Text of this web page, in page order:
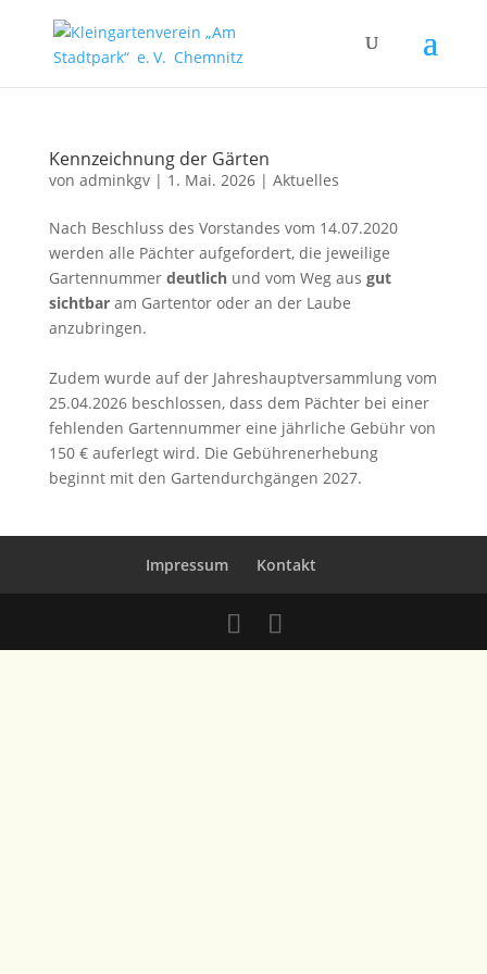
Kennzeichnung der Gärten
von adminkgv| 1. Mai. 2026| Aktuelles
Nach Beschluss des Vorstandes vom 14.07.2020
werden alle Pächter aufgefordert, die jeweilige
Garten­nummer deutlichund vom Weg aus gut
sichtbaram Garten­tor oder an der Laube
anzubringen.
Zudem wurde auf der Jahreshauptversammlung vom
25.04.2026 beschlossen, dass dem Pächter bei einer
fehlenden Gartennummer eine jährliche Gebühr von
150 € auferlegt wird. Die Gebührenerhebung
beginnt mit den Gartendurchgängen 2027.
Impressum Kontakt